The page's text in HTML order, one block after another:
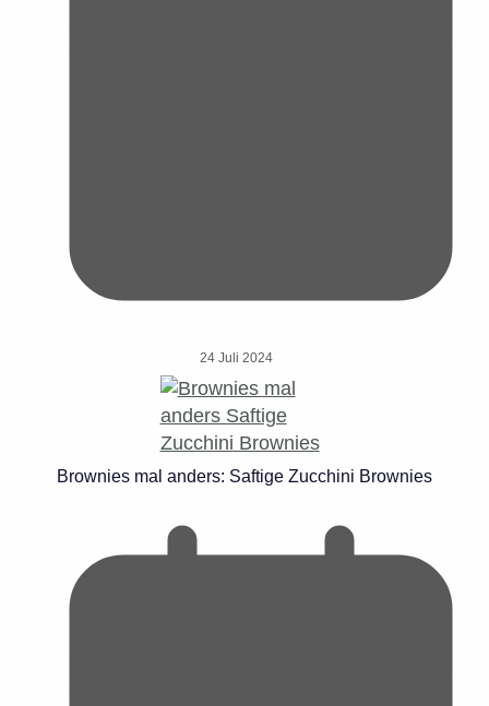
24 Juli 2024
Brownies mal anders: Saftige Zucchini Brownies